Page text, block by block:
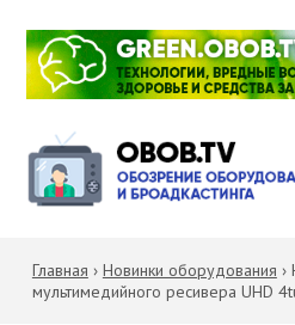
Главная › Новинки оборудования ›
мультимедийного ресивера UHD